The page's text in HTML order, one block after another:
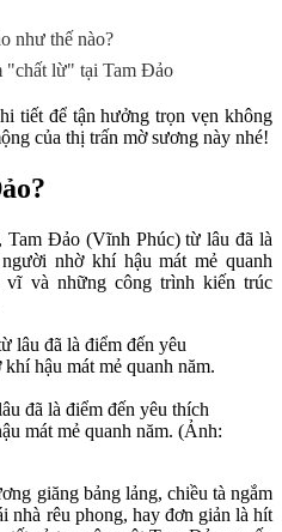
như thế nào?
"chất lừ" tại Tam Đảo
tiết để tận hưởng trọn vẹn không
của thị trấn mờ sương này nhé!
Đảo (Vĩnh Phúc) từ lâu đã là
nhờ khí hậu mát mẻ quanh
vĩ và những công trình kiến trúc
đã là điểm đến yêu thích
mát mẻ quanh năm. (Ảnh:
giăng bảng lảng, chiều tà ngắm
nhà rêu phong, hay đơn giản là hít